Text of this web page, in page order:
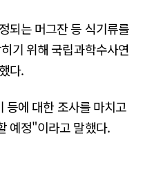
되는 머그잔 등 식기류를
기 위해 국립과학수사연
다.
등에 대한 조사를 마치고
예정"이라고 말했다.